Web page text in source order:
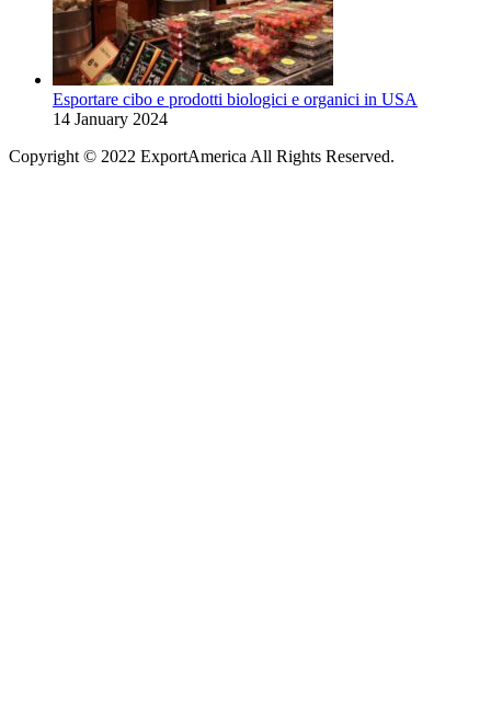
Esportare cibo e prodotti biologici e organici in USA
14 January 2024
Copyright © 2022 ExportAmerica All Rights Reserved.